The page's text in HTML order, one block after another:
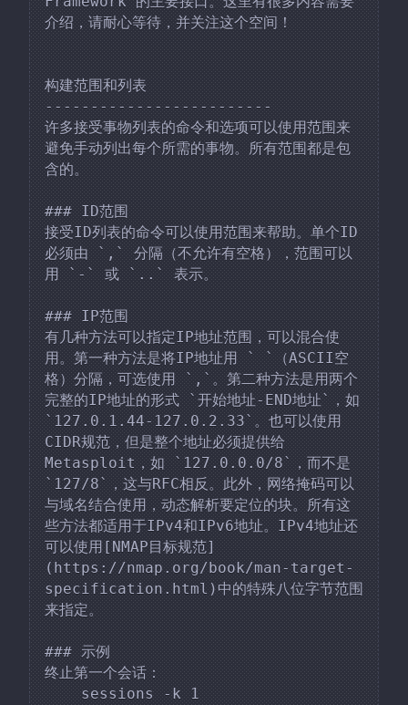
介绍，请耐心等待，并关注这个空间！
构建范围和列表
-------------------------
许多接受事物列表的命令和选项可以使用范围来
避免手动列出每个所需的事物。所有范围都是包
含的。
### ID范围
接受ID列表的命令可以使用范围来帮助。单个ID
必须由 `,` 分隔（不允许有空格），范围可以
用 `-` 或 `..` 表示。
### IP范围
有几种方法可以指定IP地址范围，可以混合使
用。第一种方法是将IP地址用 ` `（ASCII空
格）分隔，可选使用 `,`。第二种方法是用两个
完整的IP地址的形式 `开始地址-END地址`，如
`127.0.1.44-127.0.2.33`。也可以使用
CIDR规范，但是整个地址必须提供给
Metasploit，如 `127.0.0.0/8`，而不是
`127/8`，这与RFC相反。此外，网络掩码可以
与域名结合使用，动态解析要定位的块。所有这
些方法都适用于IPv4和IPv6地址。IPv4地址还
可以使用[NMAP目标规范]
(https://nmap.org/book/man-target-
specification.html)中的特殊八位字节范围
来指定。
### 示例
终止第一个会话：
    sessions -k 1